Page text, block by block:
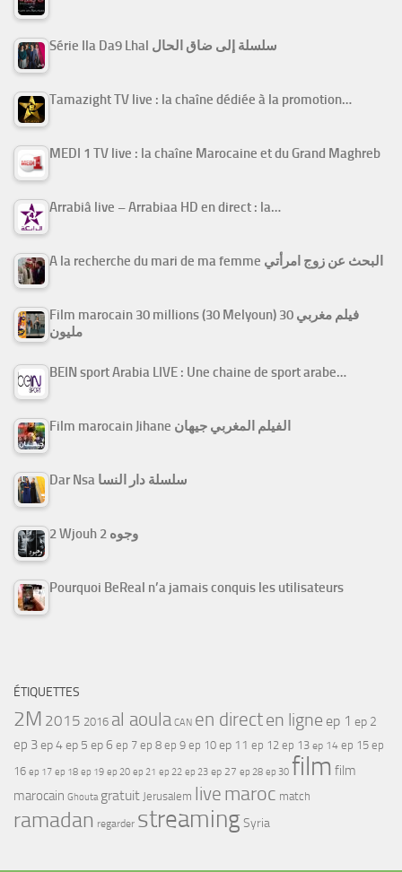
Série Ila Da9 Lhal سلسلة إلى ضاق الحال
Tamazight TV live : la chaîne dédiée à la promotion…
MEDI 1 TV live : la chaîne Marocaine et du Grand Maghreb
Arrabiâ live – Arrabiaa HD en direct : la…
A la recherche du mari de ma femme البحث عن زوج امرأتي
Film marocain 30 millions (30 Melyoun) فيلم مغربي 30
مليون
BEIN sport Arabia LIVE : Une chaine de sport arabe…
Film marocain Jihane الفيلم المغربي جيهان
Dar Nsa سلسلة دار النسا
2 Wjouh 2 وجوه
Pourquoi BeReal n’a jamais conquis les utilisateurs
ÉTIQUETTES
2M 2015 2016 al aoula CAN en directen ligne ep 1 ep 2
ep 3ep 4ep 5 ep 6 ep 7 ep 8 ep 9 ep 10 ep 11 ep 12 ep 13 ep 14 ep 15 ep
16 ep 17 ep 18 ep 19 ep 20 ep 21 ep 22 ep 23 ep 27 ep 28 ep 30 film film
marocain Ghouta gratuit Jerusalem live maroc match
ramadan regarder streamingSyria